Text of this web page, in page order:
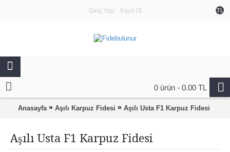
TL
Giriş Yap Kayıt Ol
0 ürün - 0.00 TL
Anasayfa » Aşılı Karpuz Fidesi » Aşılı Usta F1 Karpuz Fidesi
Aşılı Usta F1 Karpuz Fidesi